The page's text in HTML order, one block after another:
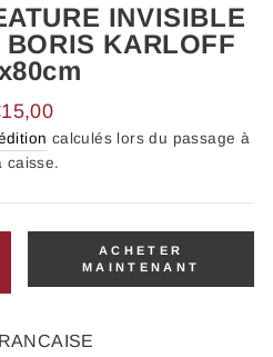
INVISIBLE
KARLOFF
calculés lors du passage à
caisse.
ACHETER
MAINTENANT